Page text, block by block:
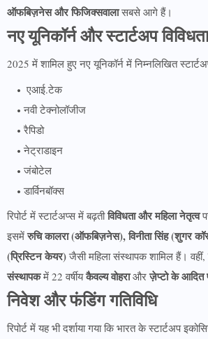
ऑफबिज़नेस और फिजिक्सवालासबसे आगे हैं।
नए यूनिकॉर्न और स्टार्टअप विविधता
2025 में शामिल हुए नए यूनिकॉर्न में निम्नलिखित
एआई.टेक
नवी टेक्नोलॉजीज
रैपिडो
नेट्राडाइन
जंबोटेल
डार्विनबॉक्स
रिपोर्ट में स्टार्टअप्स में बढ़तीविविधता और महिला नेतृत्व
इसमेंरुचि कालरा (ऑफबिज़नेस), विनीता सिंह (शुगर
(प्रिस्टिन केयर)जैसी महिला संस्थापक शामिल हैं। वहीं,
संस्थापकमें 22 वर्षीयकैवल्य वोहराऔरज़ेप्टो के आदित
निवेश और फंडिंग गतिविधि
रिपोर्ट में यह भी दर्शाया गया कि भारत के स्टार्टअप